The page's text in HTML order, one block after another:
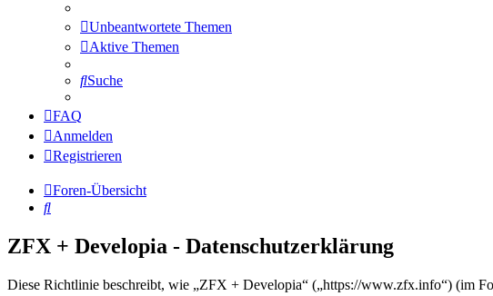
Unbeantwortete Themen
Aktive Themen
Suche
FAQ
Anmelden
Registrieren
Foren-Übersicht
Suche
ZFX + Developia - Datenschutzerklärung
Diese Richtlinie beschreibt, wie „ZFX + Developia“ („https://www.zfx.info“) (im